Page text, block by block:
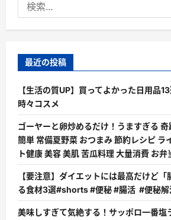
索:
最近の投稿
【生活の質UP】買ってよかった日用品
時々コスメ
ゴーヤーと卵炒めるだけ！うますぎる
簡単 常備夏野菜 おつまみ 節約レシピ ラ
ト健康 美容 美肌 苦瓜料理 大量消費 お弁
【要注意】ダイエットには最高だけど
る食材3選#shorts #便秘 #腸活 #便秘解
美味しすぎて気絶する！サッポロ一番塩